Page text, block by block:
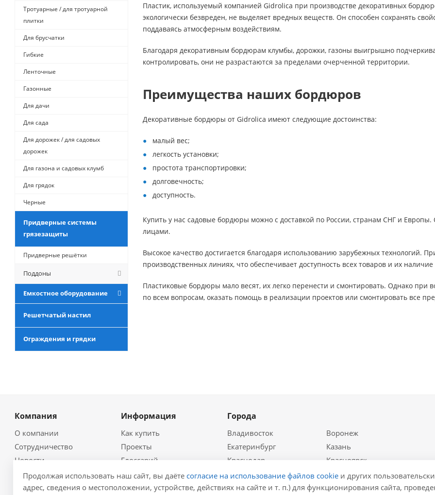
Пластик, используемый компанией Gidrolica при производстве декоративных
экологически безвреден, не выделяет вредных веществ. Он способен сохранять
поддаваясь атмосферным воздействиям.
Благодаря декоративным бордюрам клумбы, дорожки, газоны выигрышно
контролировать, они не разрастаются за пределами очерченной территории.
Преимущества наших бордюров
Декоративные бордюры от Gidrolica имеют следующие достоинства:
малый вес;
легкость установки;
простота транспортировки;
долговечность;
доступность.
Купить у нас садовые бордюры можно с доставкой по России, странам СНГ и
лицами.
Высокое качество достигается благодаря использованию зарубежных технологий.
производственных линиях, что обеспечивает доступность всех товаров и их наличие
Пластиковые бордюры мало весят, их легко перенести и смонтировать. Однако при
по всем вопросам, оказать помощь в реализации проектов или смонтировать все
Тротуарные / для тротуарной
плитки
Для брусчатки
Гибкие
Ленточные
Газонные
Для дачи
Для сада
Для дорожек / для садовых
дорожек
Для газона и садовых клумб
Для грядок
Черные
Придверные системы
грязезащиты
Придверные решётки
Поддоны
Емкостное оборудование
Решетчатый настил
Ограждения и грядки
Компания
О компании
Сотрудничество
Новости
Контакты
Политика
Информация
Как купить
Проекты
Глоссарий
Гидравлический
калькулятор
Города
Владивосток
Воронеж
Екатеринбург
Казань
Краснодар
Красноярск
Крым
Москва
Нижний Новгород
Новосибирск
Продолжая использовать наш сайт, вы даёте согласие на использование файлов cookieи других
адрес, сведения о местоположении, устройстве, действиях на сайте и т. п.) для функционирования сайта,